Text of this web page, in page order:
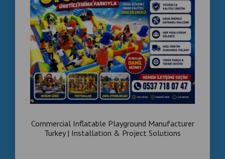
Commercial Inflatable Playground Manufacturer
Turkey | Installation & Project Solutions